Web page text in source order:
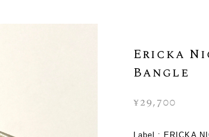
Ericka
Bangle
¥29,700
Label : ERICKA